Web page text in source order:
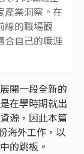
產業洞察。在
線的職場觀
合自己的職涯
開一段全新的
在學時期就出
源，因此本篇
海外工作，以
的跳板。